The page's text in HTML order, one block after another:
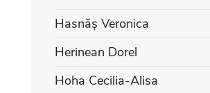
Hasnăș Veronica
Herinean Dorel
Hoha Cecilia-Alisa